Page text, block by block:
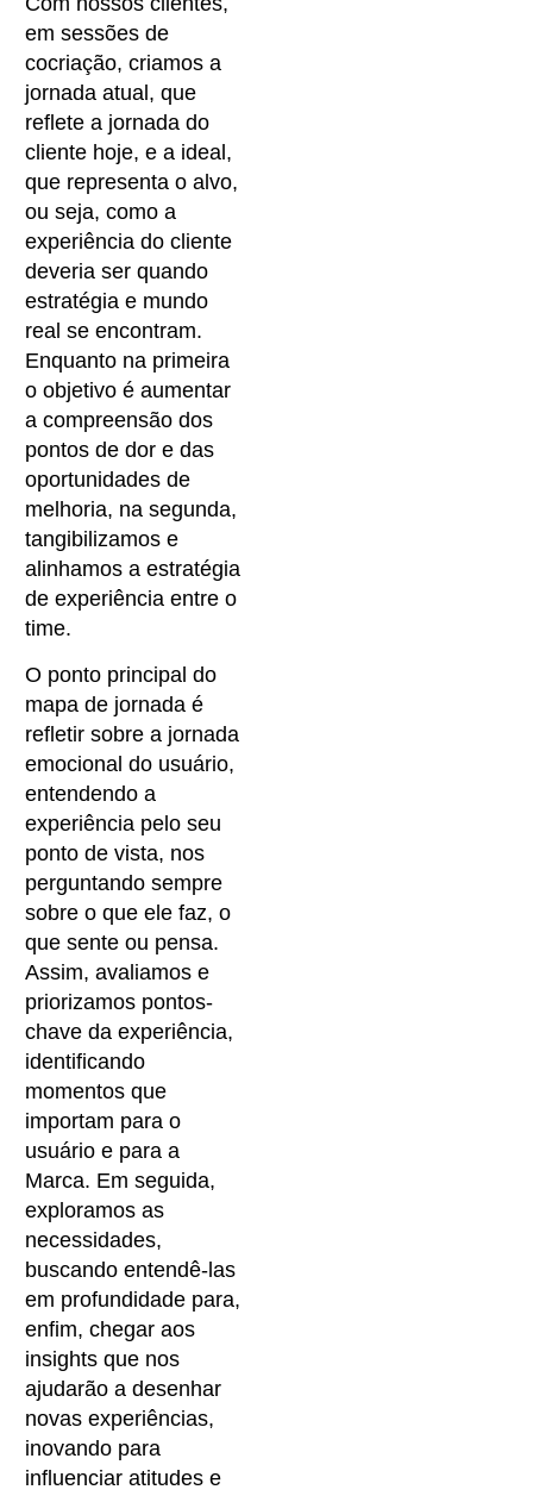
em sessões de
cocriação, criamos a
jornada atual, que
reflete a jornada do
cliente hoje, e a ideal,
que representa o alvo,
ou seja, como a
experiência do cliente
deveria ser quando
estratégia e mundo
real se encontram.
Enquanto na primeira
o objetivo é aumentar
a compreensão dos
pontos de dor e das
oportunidades de
melhoria, na segunda,
tangibilizamos e
alinhamos a estratégia
de experiência entre o
time.
O ponto principal do
mapa de jornada é
refletir sobre a jornada
emocional do usuário,
entendendo a
experiência pelo seu
ponto de vista, nos
perguntando sempre
sobre o que ele faz, o
que sente ou pensa.
Assim, avaliamos e
priorizamos pontos-
chave da experiência,
identificando
momentos que
importam para o
usuário e para a
Marca. Em seguida,
exploramos as
necessidades,
buscando entendê-las
em profundidade para,
enfim, chegar aos
insights que nos
ajudarão a desenhar
novas experiências,
inovando para
influenciar atitudes e